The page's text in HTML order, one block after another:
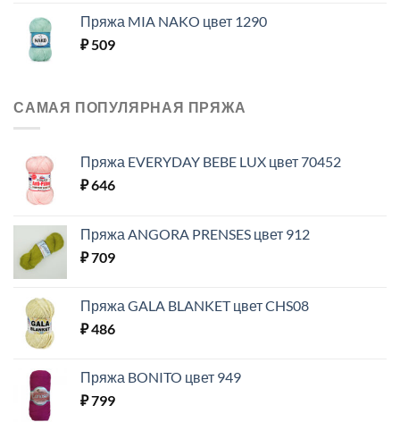
Пряжа MIA NAKO цвет 1290
₽509
САМАЯ ПОПУЛЯРНАЯ ПРЯЖА
Пряжа EVERYDAY BEBE LUX цвет 70452
₽646
Пряжа ANGORA PRENSES цвет 912
₽709
Пряжа GALA BLANKET цвет CHS08
₽486
Пряжа BONITO цвет 949
₽799